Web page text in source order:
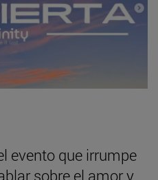
evento que irrumpe
sobre el amor y